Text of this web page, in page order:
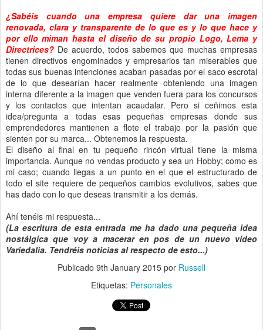
¿Sabéis cuando una empresa quiere dar una imagen
renovada, clara y transparente de lo que es y lo que hace y
por ello miman hasta el diseño de su propio Logo, Lema y
Directrices? De acuerdo, todos sabemos que muchas empresas
tienen directivos engominados y empresarios tan miserables que
todas sus buenas intenciones acaban pasadas por el saco escrotal
de lo que desearían hacer realmente obteniendo una imagen
interna diferente a la imagen que venden fuera para los concursos
y los contactos que intentan acaudalar. Pero si ceñimos esta
idea/pregunta a todas esas pequeñas empresas donde sus
emprendedores mantienen a flote el trabajo por la pasión que
sienten por su marca... Obtenemos la respuesta.
El diseño al final en tu pequeño rincón virtual tiene la misma
importancia. Aunque no vendas producto y sea un Hobby; como es
mi caso; cuando llegas a un punto en el que el estructurado de
todo el site requiere de pequeños cambios evolutivos, sabes que
has dado con lo que deseas transmitir a los demás.
Ahí tenéis mi respuesta...
(La escritura de esta entrada me ha dado una pequeña idea
nostálgica que voy a macerar en pos de un nuevo vídeo
Variedalia. Tendréis noticias al respecto de esto...)
Publicado 9th January 2015 por Russell
Etiquetas: Personales